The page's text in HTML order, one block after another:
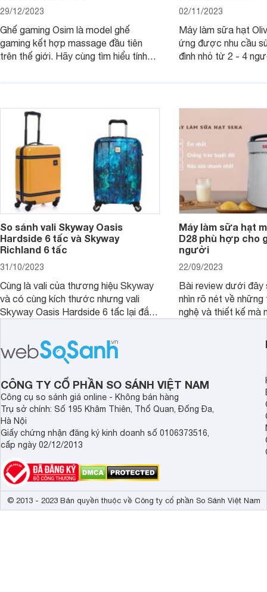
29/12/2023
Ghế gaming Osim là model ghế
gaming kết hợp massage đầu tiên
trên thế giới. Hãy cùng tìm hiểu tính
02/11/2023
Máy làm sữa hạt
ứng được nhu cầu
đình nhỏ từ 2 - 4
So sánh vali Skyway Oasis
Hardside 6 tấc và Skyway
Richland 6 tấc
31/10/2023
Cùng là vali của thương hiệu Skyway
và có cùng kích thước nhưng vali
Skyway Oasis Hardside 6 tấc lại đắt
triệu đồng.
Máy làm sữa hạt
D28 phù hợp cho
người
22/09/2023
Bài review dưới đây
nhìn rõ nét về những
nghệ và thiết kế mà
thể đưa ra quyết
CÔNG TY CỔ PHẦN SO SÁNH VIỆT NAM
Công cụ so sánh giá online - Không bán hàng
Trụ sở chính: Số 195 Khâm Thiên, Thổ Quan, Đống Đa,
Hà Nội
Giấy chứng nhận đăng ký kinh doanh số 0106373516,
cấp ngày 02/12/2013
© 2013 - 2023 Bản quyền thuộc về Công ty cổ phần So Sánh Việt Nam